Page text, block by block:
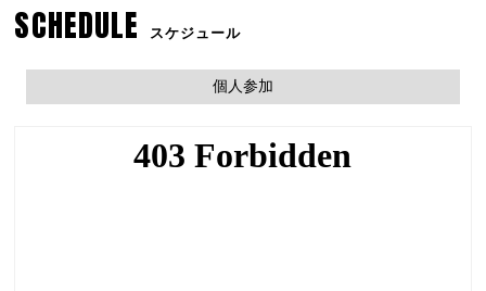
SCHEDULE スケジュール
個人参加